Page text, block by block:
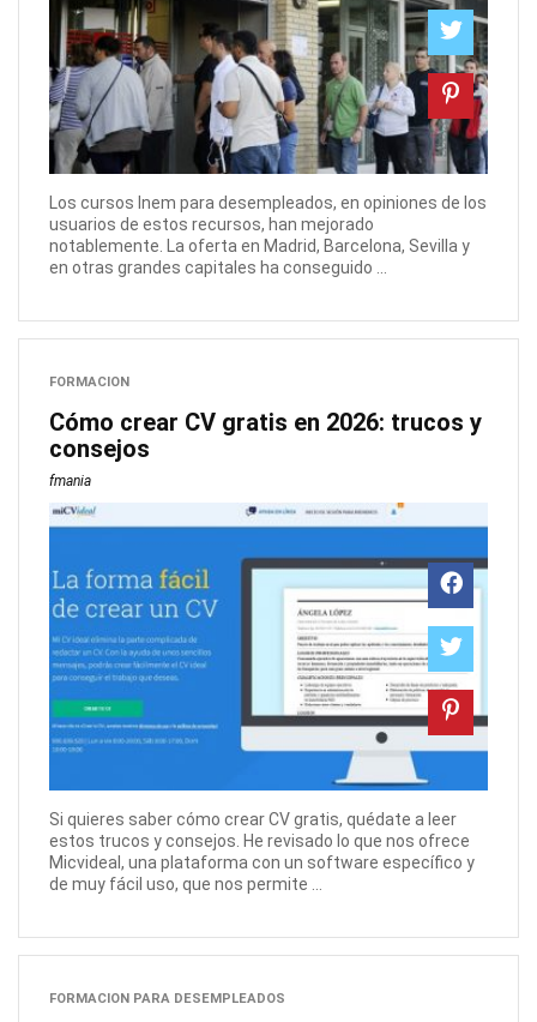
Los cursos Inem para desempleados, en opiniones de los
usuarios de estos recursos, han mejorado
notablemente. La oferta en Madrid, Barcelona, Sevilla y
en otras grandes capitales ha conseguido ...
FORMACION
Cómo crear CV gratis en 2026: trucos y
consejos
fmania
Si quieres saber cómo crear CV gratis, quédate a leer
estos trucos y consejos. He revisado lo que nos ofrece
Micvideal, una plataforma con un software específico y
de muy fácil uso, que nos permite ...
FORMACION PARA DESEMPLEADOS